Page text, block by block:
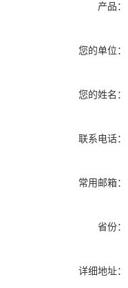
产品：
您的单位：
您的姓名：
联系电话：
常用邮箱：
省份：
详细地址：